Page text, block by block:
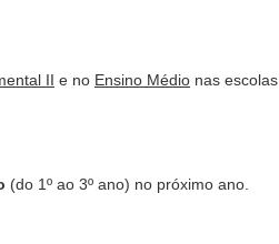
II e no Ensino Médio nas escolas
(do 1º ao 3º ano) no próximo ano.